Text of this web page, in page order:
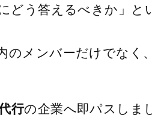
う答えるべきか」
メンバーだけでな
行の企業へ即パスしま